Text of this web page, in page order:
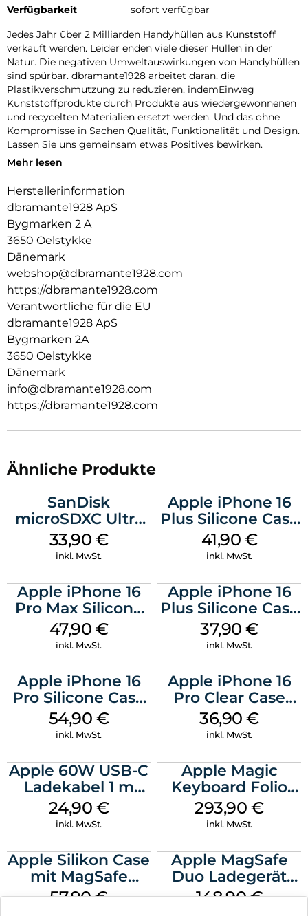
Verfügbarkeit
sofort verfügbar
Jedes Jahr über 2 Milliarden Handyhüllen aus Kunststoff
verkauft werden. Leider enden viele dieser Hüllen in der
Natur. Die negativen Umweltauswirkungen von Handyhüllen
sind spürbar. dbramante1928 arbeitet daran, die
Plastikverschmutzung zu reduzieren, indemEinweg
Kunststoffprodukte durch Produkte aus wiedergewonnenen
und recycelten Materialien ersetzt werden. Und das ohne
Kompromisse in Sachen Qualität, Funktionalität und Design.
Lassen Sie uns gemeinsam etwas Positives bewirken.
100 % RECYCLING KUNSTSTOFF:
Wir verwenden ausschließlich GRS zertifizierten
Recyclingkunststoff. So können wir mit Sicherheit wissen,
dass unsere Produkte so sind, wie wir sie bewerben.
KOMPATIBEL MIT KABELLOSEM LADEN :
DESIGN MIT FOKUS AUF SCHUTZ :
Rundum-Schutzhülle zum Schutz des Smartphones vor
Beschädigungen.
Mehr lesen
Herstellerinformation
dbramante1928 ApS
Bygmarken 2 A
3650 Oelstykke
Dänemark
webshop@dbramante1928.com
https://dbramante1928.com
Verantwortliche für die EU
dbramante1928 ApS
Bygmarken 2A
3650 Oelstykke
Dänemark
info@dbramante1928.com
https://dbramante1928.com
Ähnliche Produkte
SanDisk
microSDXC Ultra
128 GB + Adapter
Mobile
33,90 €
inkl. MwSt.
Apple iPhone 16
Plus Silicone Case
MagSafe Stone
Gray
41,90 €
inkl. MwSt.
Apple iPhone 16
Pro Max Silicone
Case MagSafe
Black
47,90 €
inkl. MwSt.
Apple iPhone 16
Plus Silicone Case
MagSafe Lake
Green
37,90€
inkl. MwSt.
Apple iPhone 16
Pro Silicone Case
MagSafe Black
54,90 €
inkl. MwSt.
Apple iPhone 16
Pro Clear Case
MagSafe
Transparent
36,90€
inkl. MwSt.
Apple 60W USB-C
Ladekabel 1 m
Weiß
24,90 €
inkl. MwSt.
Apple Magic
Keyboard Folio
iPad 10.9″ (10.Gen.)
Weiß
293,90€
inkl. MwSt.
Apple Silikon Case
mit MagSafe
iPhone 14 Pro
57,90€
Apple MagSafe
Duo Ladegerät
Weiß
148,90€